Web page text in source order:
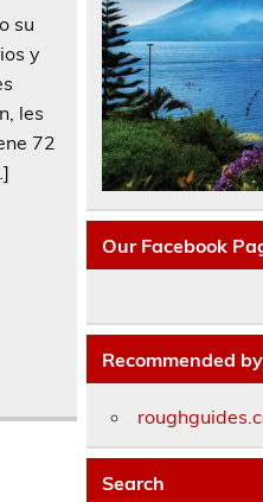
su
y
les
72
Our Facebook
Recommended
Search